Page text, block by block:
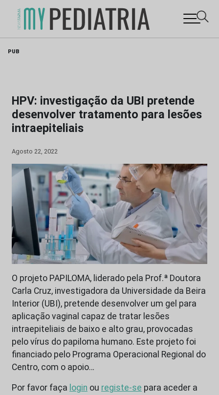
PUB
HPV: investigação da UBI pretende
desenvolver tratamento para lesões
intraepiteliais
Agosto 22, 2022
O projeto PAPILOMA, liderado pela Prof.ª Doutora
Carla Cruz, investigadora da Universidade da Beira
Interior (UBI), pretende desenvolver um gel para
aplicação vaginal capaz de tratar lesões
intraepiteliais de baixo e alto grau, provocadas
pelo vírus do papiloma humano. Este projeto foi
financiado pelo Programa Operacional Regional do
Centro, com o apoio…
Por favor faça login ou registe-se para aceder a